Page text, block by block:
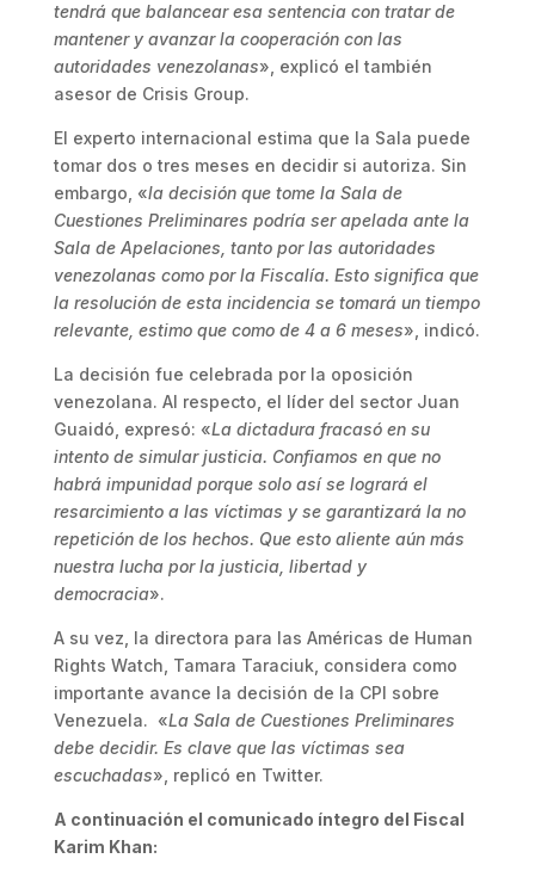
tendrá que balancear esa sentencia con tratar de
mantener y avanzar la cooperación con las
autoridades venezolanas», explicó el también
asesor de Crisis Group.
El experto internacional estima que la Sala puede
tomar dos o tres meses en decidir si autoriza. Sin
embargo, «la decisión que tome la Sala de
Cuestiones Preliminares podría ser apelada ante la
Sala de Apelaciones, tanto por las autoridades
venezolanas como por la Fiscalía. Esto significa que
la resolución de esta incidencia se tomará un tiempo
relevante, estimo que como de 4 a 6 meses», indicó.
La decisión fue celebrada por la oposición
venezolana. Al respecto, el líder del sector Juan
Guaidó, expresó: «La dictadura fracasó en su
intento de simular justicia. Confiamos en que no
habrá impunidad porque solo así se logrará el
resarcimiento a las víctimas y se garantizará la no
repetición de los hechos. Que esto aliente aún más
nuestra lucha por la justicia, libertad y
democracia».
A su vez, la directora para las Américas de Human
Rights Watch, Tamara Taraciuk, considera como
importante avance la decisión de la CPI sobre
Venezuela. «La Sala de Cuestiones Preliminares
debe decidir. Es clave que las víctimas sea
escuchadas», replicó en Twitter.
A continuación el comunicado íntegro del Fiscal
Karim Khan: